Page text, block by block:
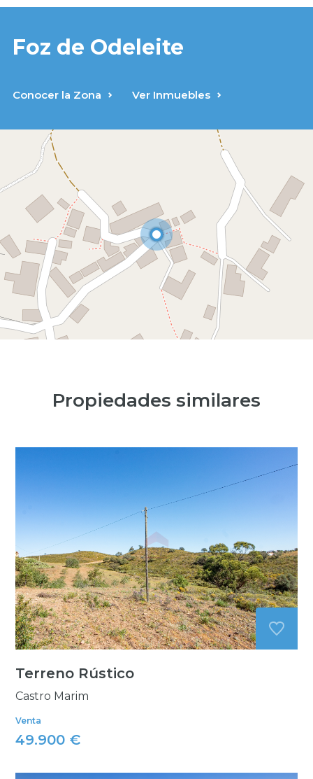
Foz de Odeleite
Conocer la Zona Ver Inmuebles
Propiedades similares
Terreno Rústico
Castro Marim
Venta
49.900 €